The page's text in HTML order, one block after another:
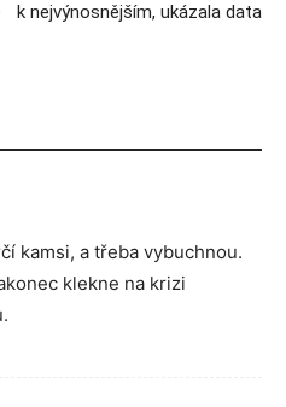
k nejvýnosnějším, ukázala data
kamsi, a třeba vybuchnou.
klekne na krizi